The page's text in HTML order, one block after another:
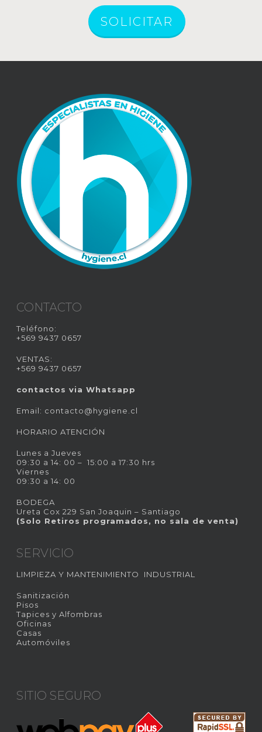
SOLICITAR
CONTACTO
Teléfono:
+569 9437 0657
VENTAS:
+569 9437 0657
contactos via Whatsapp
Email: contacto@hygiene.cl
HORARIO ATENCIÓN
Lunes a Jueves
09:30 a 14: 00 – 15:00 a 17:30 hrs
Viernes
09:30 a 14: 00
BODEGA
Ureta Cox 229 San Joaquin – Santiago
(Solo Retiros programados, no sala de venta)
SERVICIO
LIMPIEZA Y MANTENIMIENTO INDUSTRIAL
Sanitización
Pisos
Tapices y Alfombras
Oficinas
Casas
Automóviles
SITIO SEGURO